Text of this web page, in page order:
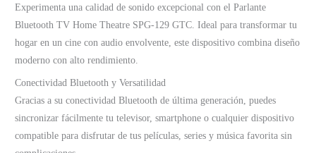
Experimenta una calidad de sonido excepcional con el Parlante
Bluetooth TV Home Theatre SPG-129 GTC. Ideal para transformar tu
hogar en un cine con audio envolvente, este dispositivo combina diseño
moderno con alto rendimiento.
Conectividad Bluetooth y Versatilidad
Gracias a su conectividad Bluetooth de última generación, puedes
sincronizar fácilmente tu televisor, smartphone o cualquier dispositivo
compatible para disfrutar de tus películas, series y música favorita sin